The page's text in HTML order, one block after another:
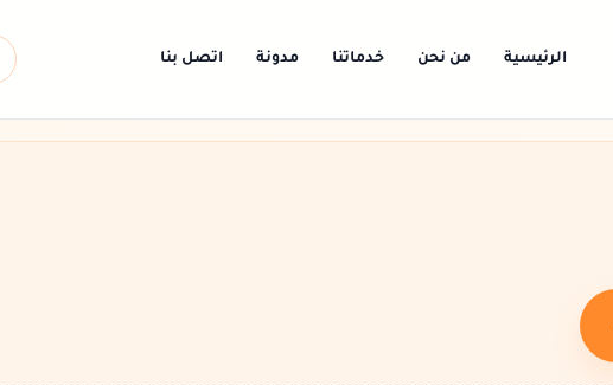
الرئيسية من نحن خدماتنا مدونة اتصل بنا